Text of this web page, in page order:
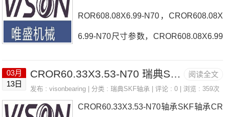
ROR608.08X6.99-N70，CROR608.08X
6.99-N70尺寸参数，CROR608.08X6.99
6.99-N70，请与客服人员咨询CROR60
阅读全文
03月
13日
CROR60.33X3.53-N70 瑞典SKF轴承 FC20A
发布 :visonbearing | 分类 :瑞典SKF轴承 | 评论 : 0 | 浏览 : 359次
CROR60.33X3.53-N70轴承SKF轴承CR